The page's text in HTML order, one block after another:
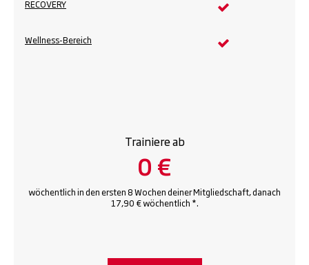
RECOVERY
Wellness-Bereich
Trainiere ab
0 €
wöchentlich in den ersten 8 Wochen deiner Mitgliedschaft, danach
17,90 € wöchentlich *.